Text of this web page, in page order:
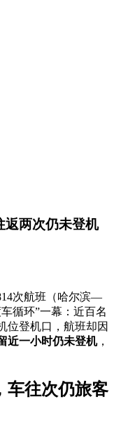
返两次仍未登机
次航班（哈尔滨—
循环”一幕：近百名
位登机口，航班却因
近一小时仍未登机，
车往次仍旅客